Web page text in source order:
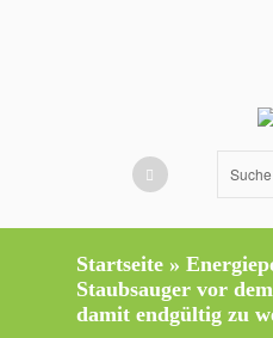
Startseite »
Staubsauger vor
damit endgültig zu